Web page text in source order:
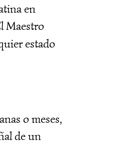
en
Maestro
estado
o meses,
de un